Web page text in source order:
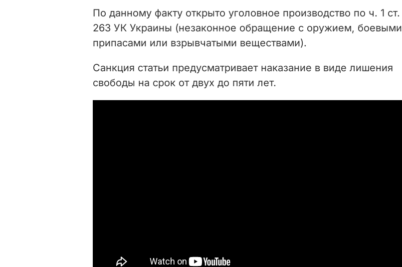
По данному факту открыто уголовное производство по ч. 1 ст.
263 УК Украины (незаконное обращение с оружием, боевыми
припасами или взрывчатыми веществами).
Санкция статьи предусматривает наказание в виде лишения
свободы на срок от двух до пяти лет.